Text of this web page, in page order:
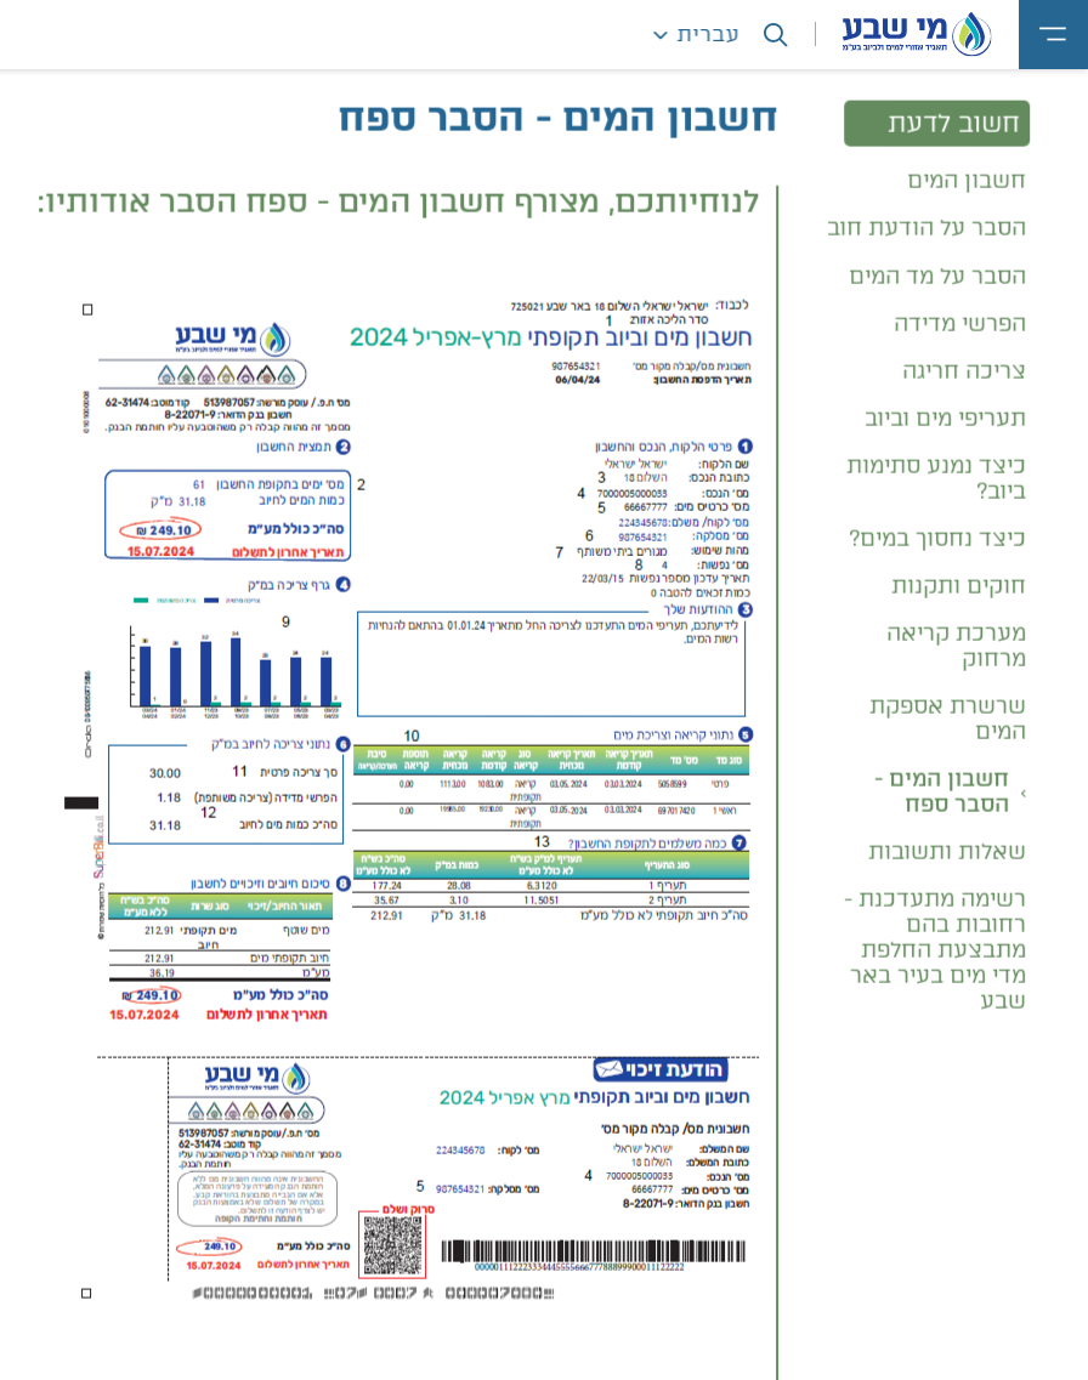
עברית
חזרה
חשוב לדעת
חשבון המים
הסבר על הודעת חוב
הסבר על מד המים
הפרשי מדידה
צריכה חריגה
תעריפי מים וביוב
כיצד נמנע סתימות
ביוב?
כיצד נחסוך במים?
חוקים ותקנות
מערכת קריאה
מרחוק
שרשרת אספקת
המים
חשבון המים -
הסבר ספח
שאלות ותשובות
רשימה מתעדכנת -
רחובות בהם
מתבצעת החלפת
דף הבית חשוב לדעת חשבון המים - הסבר ספח
חשבון המים - הסבר ספח